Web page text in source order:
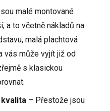
malé montované
a to včetně nákladů na
malá plachtová
vás může vyjít již od
s klasickou
kvalita – Přestože jsou